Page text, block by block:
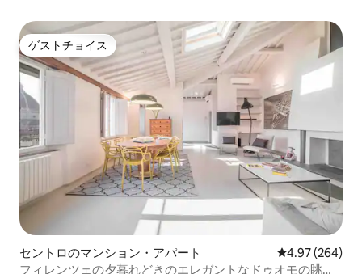
ゲストチョイス
ゲストチョイス
セントロのマンション・アパート レビュー264
4.97 (264)
フィレンツェの夕暮れどきのエレガントなドゥオモの眺望